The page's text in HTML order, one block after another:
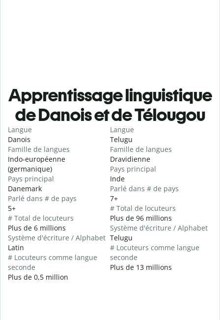
Apprentissage linguistique
de Danois et de Télougou
Langue
Danois
Famille de langues
Indo-européenne
(germanique)
Pays principal
Danemark
Parlé dans # de pays
5+
# Total de locuteurs
Plus de 6 millions
Système d'écriture / Alphabet
Latin
# Locuteurs comme langue
seconde
Plus de 0,5 million
Langue
Telugu
Famille de langues
Dravidienne
Pays principal
Inde
Parlé dans # de pays
7+
# Total de locuteurs
Plus de 96 millions
Système d'écriture / Alphabet
Telugu
# Locuteurs comme langue
seconde
Plus de 13 millions